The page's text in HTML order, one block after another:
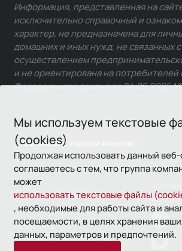
Мы используем текстовые
(cookies)
Продолжая использовать данный веб-
соглашаетесь с тем, что группа
может
использовать текстовые файлы
, необходимые для работы сайта и
посещаемости, в целях хранения
данных, параметров и предпочтений.
Связаться с отделом качества
Информация, представленная на
исключительно справочный и
характер, не предназначена для
домашних и иных нужд, не связанных с
осуществлением
и не ориентирована на потребителей
Федерального закона от 24.06.2025
© 1993—2026 Softline
Политика
конфиденциальности